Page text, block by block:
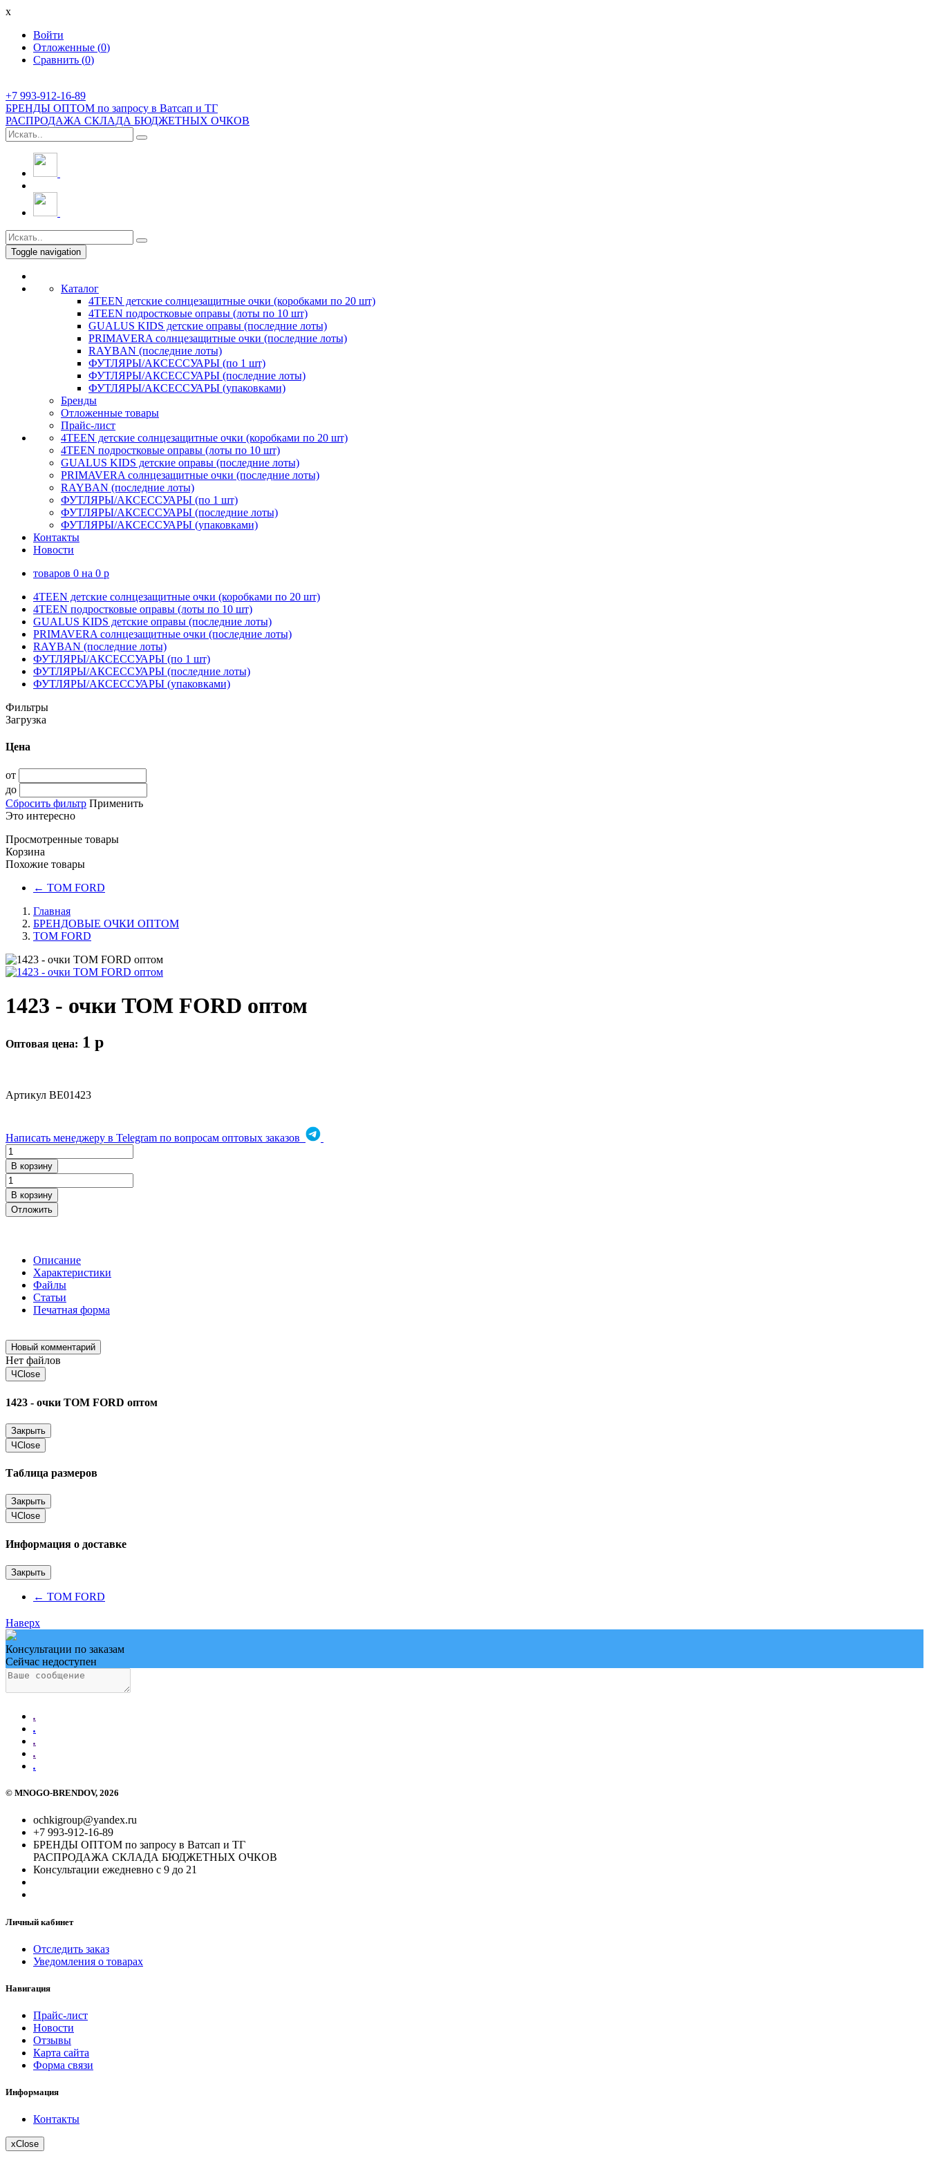
x
Войти
Отложенные (0)
Сравнить (0)
+7 993-912-16-89
БРЕНДЫ ОПТОМ по запросу в Ватсап и ТГ
РАСПРОДАЖА СКЛАДА БЮДЖЕТНЫХ ОЧКОВ
Toggle navigation
Каталог
4TEEN детские солнцезащитные очки (коробками по 20 шт)
4TEEN подростковые оправы (лоты по 10 шт)
GUALUS KIDS детские оправы (последние лоты)
PRIMAVERA солнцезащитные очки (последние лоты)
RAYBAN (последние лоты)
ФУТЛЯРЫ/АКСЕССУАРЫ (по 1 шт)
ФУТЛЯРЫ/АКСЕССУАРЫ (последние лоты)
ФУТЛЯРЫ/АКСЕССУАРЫ (упаковками)
Бренды
Отложенные товары
Прайс-лист
4TEEN детские солнцезащитные очки (коробками по 20 шт)
4TEEN подростковые оправы (лоты по 10 шт)
GUALUS KIDS детские оправы (последние лоты)
PRIMAVERA солнцезащитные очки (последние лоты)
RAYBAN (последние лоты)
ФУТЛЯРЫ/АКСЕССУАРЫ (по 1 шт)
ФУТЛЯРЫ/АКСЕССУАРЫ (последние лоты)
ФУТЛЯРЫ/АКСЕССУАРЫ (упаковками)
Контакты
Новости
товаров 0 на 0 p
4TEEN детские солнцезащитные очки (коробками по 20 шт)
4TEEN подростковые оправы (лоты по 10 шт)
GUALUS KIDS детские оправы (последние лоты)
PRIMAVERA солнцезащитные очки (последние лоты)
RAYBAN (последние лоты)
ФУТЛЯРЫ/АКСЕССУАРЫ (по 1 шт)
ФУТЛЯРЫ/АКСЕССУАРЫ (последние лоты)
ФУТЛЯРЫ/АКСЕССУАРЫ (упаковками)
Фильтры
Загрузка
Цена
от
до
Сбросить фильтр Применить
Это интересно
Просмотренные товары
Корзина
Похожие товары
← TOM FORD
Главная
БРЕНДОВЫЕ ОЧКИ ОПТОМ
TOM FORD
1423 - очки TOM FORD оптом
Оптовая цена: 1 p
Артикул BE01423
Написать менеджеру в Telegram по вопросам оптовых заказов
В корзину
В корзину
Отложить
Описание
Характеристики
Файлы
Статьи
Печатная форма
Новый комментарий
Нет файлов
ЧClose
1423 - очки TOM FORD оптом
Закрыть
ЧClose
Таблица размеров
Закрыть
ЧClose
Информация о доставке
Закрыть
← TOM FORD
Наверх
Консультации по заказам
Сейчас недоступен
.
.
.
.
.
© MNOGO-BRENDOV, 2026
ochkigroup@yandex.ru
+7 993-912-16-89
БРЕНДЫ ОПТОМ по запросу в Ватсап и ТГ
РАСПРОДАЖА СКЛАДА БЮДЖЕТНЫХ ОЧКОВ
Консультации ежедневно с 9 до 21
Личный кабинет
Отследить заказ
Уведомления о товарах
Навигация
Прайс-лист
Новости
Отзывы
Карта сайта
Форма связи
Информация
Контакты
xClose